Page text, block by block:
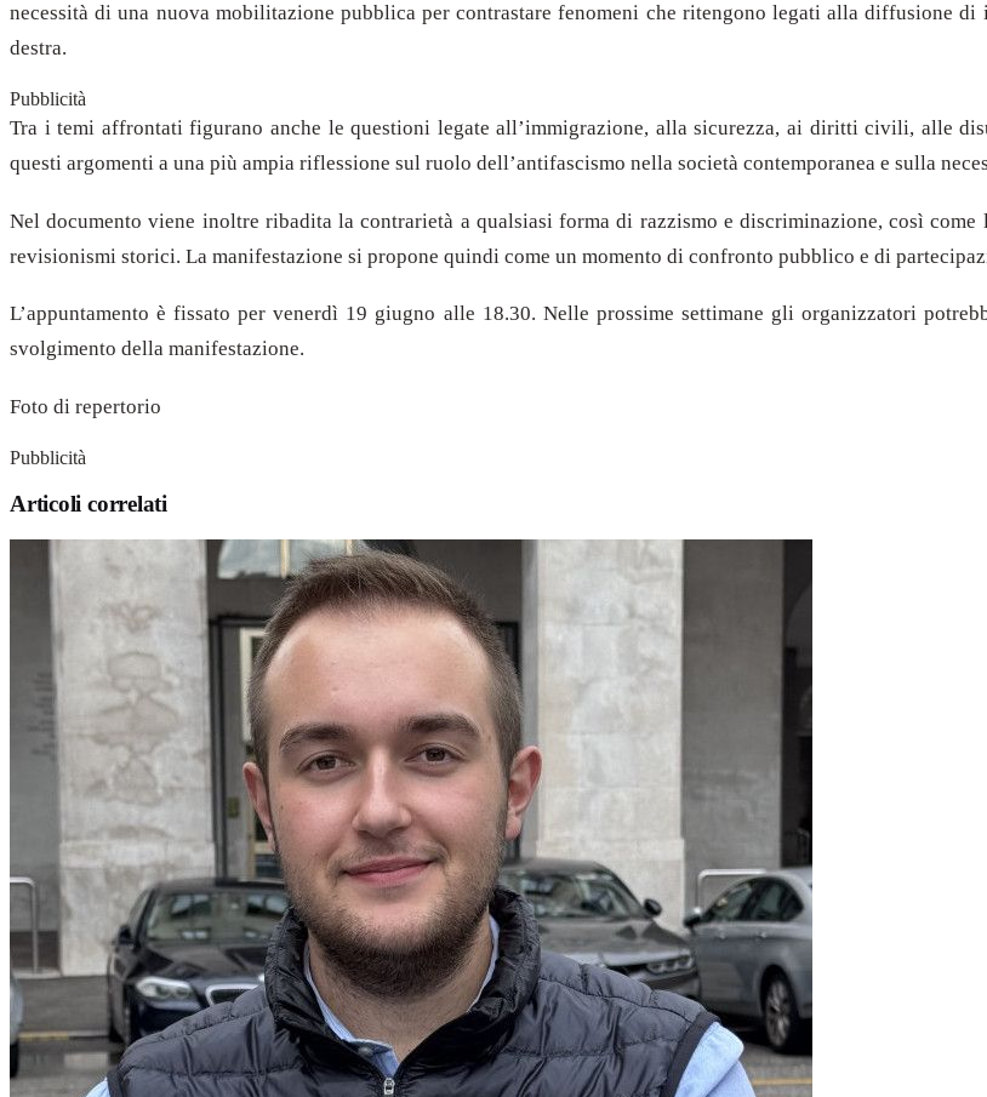
necessità di una nuova mobilitazione pubblica per contrastare fenomeni che ritengono legati alla diffusione
destra.
Pubblicità
Tra i temi affrontati figurano anche le questioni legate all’immigrazione, alla sicurezza, ai diritti civili, alle
questi argomenti a una più ampia riflessione sul ruolo dell’antifascismo nella società contemporanea e sulla
Nel documento viene inoltre ribadita la contrarietà a qualsiasi forma di razzismo e discriminazione, così
revisionismi storici. La manifestazione si propone quindi come un momento di confronto pubblico e di
L’appuntamento è fissato per venerdì 19 giugno alle 18.30. Nelle prossime settimane gli organizzatori
svolgimento della manifestazione.
Foto di repertorio
Pubblicità
Articoli correlati